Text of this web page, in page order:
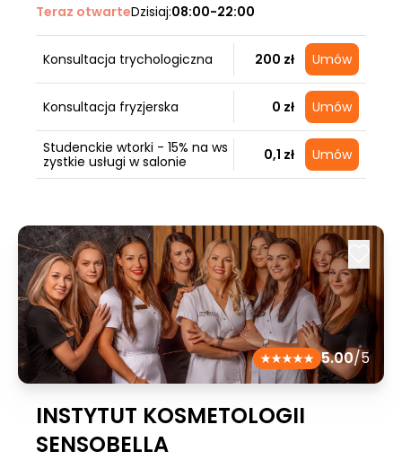
Teraz otwarteDzisiaj:08:00-22:00
Konsultacja trychologiczna 200 zł Umów
Konsultacja fryzjerska 0 zł Umów
Studenckie wtorki - 15% na ws
zystkie usługi w salonie
0,1 zł Umów
5.00/5
INSTYTUT KOSMETOLOGII
SENSOBELLA